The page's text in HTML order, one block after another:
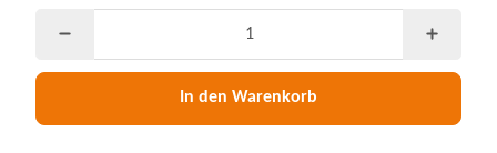
In den Warenkorb